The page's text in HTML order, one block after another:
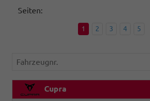
Seiten:
1 2 3 4 5
Fahrzeugnr.
Cupra